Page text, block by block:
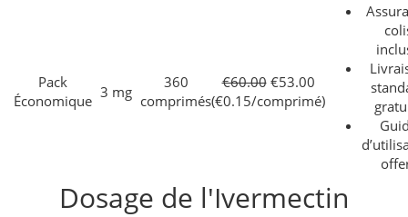
Pack
Économique 3 mg
360
comprimés
€60.00€53.00
(€0.15/comprimé)
Dosage de l'Ivermectin